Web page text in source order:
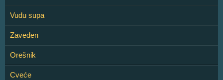
Vudu supa
Zaveden
Orešnik
Cveće